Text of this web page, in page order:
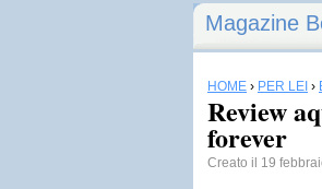
Magazine
HOME › PER LEI ›
Review
forever
Creato il 19